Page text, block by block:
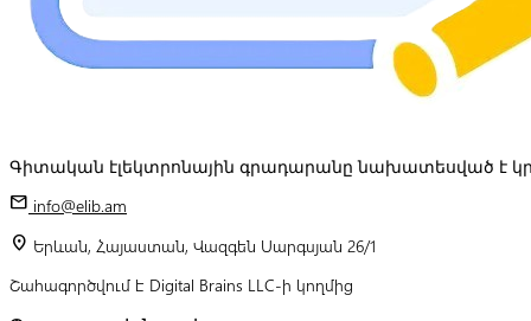
Գիտական էլեկտրոնային գրադարանը նախատեսված է
mail info@elib.am
location_on Երևան, Հայաստան, Վազգեն Սարգսյան 26/1
Շահագործվում է Digital Brains LLC-ի կողմից